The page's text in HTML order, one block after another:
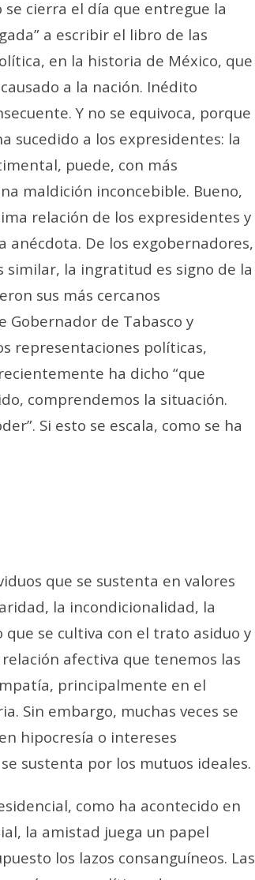
se cierra el día que entregue la
a escribir el libro de las
en la historia de México, que
a la nación. Inédito
Y no se equivoca, porque
sucedido a los expresidentes: la
puede, con más
maldición inconcebible. Bueno,
relación de los expresidentes y
De los exgobernadores,
similar, la ingratitud es signo de la
sus más cercanos
Gobernador de Tabasco y
representaciones políticas,
ha dicho “que
comprendemos la situación.
Si esto se escala, como se ha
que se sustenta en valores
la incondicionalidad, la
se cultiva con el trato asiduo y
afectiva que tenemos las
principalmente en el
Sin embargo, muchas veces se
hipocresía o intereses
sustenta por los mutuos ideales.
como ha acontecido en
la amistad juega un papel
los lazos consanguíneos. Las